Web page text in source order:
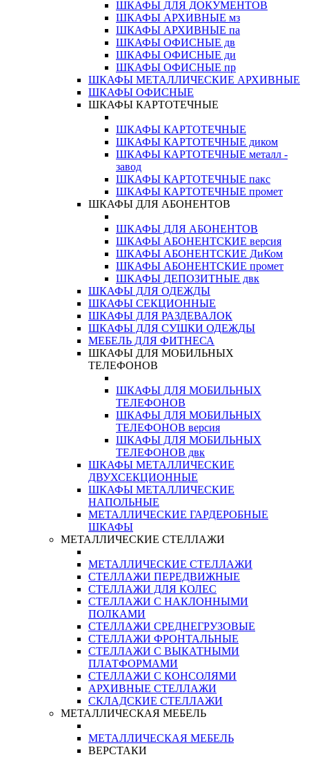
ШКАФЫ ДЛЯ ДОКУМЕНТОВ
ШКАФЫ АРХИВНЫЕ мз
ШКАФЫ АРХИВНЫЕ па
ШКАФЫ ОФИСНЫЕ дв
ШКАФЫ ОФИСНЫЕ ди
ШКАФЫ ОФИСНЫЕ пр
ШКАФЫ МЕТАЛЛИЧЕСКИЕ АРХИВНЫЕ
ШКАФЫ ОФИСНЫЕ
ШКАФЫ КАРТОТЕЧНЫЕ
ШКАФЫ КАРТОТЕЧНЫЕ
ШКАФЫ КАРТОТЕЧНЫЕ диком
ШКАФЫ КАРТОТЕЧНЫЕ металл -
завод
ШКАФЫ КАРТОТЕЧНЫЕ пакс
ШКАФЫ КАРТОТЕЧНЫЕ промет
ШКАФЫ ДЛЯ АБОНЕНТОВ
ШКАФЫ ДЛЯ АБОНЕНТОВ
ШКАФЫ АБОНЕНТСКИЕ версия
ШКАФЫ АБОНЕНТСКИЕ ДиКом
ШКАФЫ АБОНЕНТСКИЕ промет
ШКАФЫ ДЕПОЗИТНЫЕ двк
ШКАФЫ ДЛЯ ОДЕЖДЫ
ШКАФЫ СЕКЦИОННЫЕ
ШКАФЫ ДЛЯ РАЗДЕВАЛОК
ШКАФЫ ДЛЯ СУШКИ ОДЕЖДЫ
МЕБЕЛЬ ДЛЯ ФИТНЕСА
ШКАФЫ ДЛЯ МОБИЛЬНЫХ
ТЕЛЕФОНОВ
ШКАФЫ ДЛЯ МОБИЛЬНЫХ
ТЕЛЕФОНОВ
ШКАФЫ ДЛЯ МОБИЛЬНЫХ
ТЕЛЕФОНОВ версия
ШКАФЫ ДЛЯ МОБИЛЬНЫХ
ТЕЛЕФОНОВ двк
ШКАФЫ МЕТАЛЛИЧЕСКИЕ
ДВУХСЕКЦИОННЫЕ
ШКАФЫ МЕТАЛЛИЧЕСКИЕ
НАПОЛЬНЫЕ
МЕТАЛЛИЧЕСКИЕ ГАРДЕРОБНЫЕ
ШКАФЫ
МЕТАЛЛИЧЕСКИЕ СТЕЛЛАЖИ
МЕТАЛЛИЧЕСКИЕ СТЕЛЛАЖИ
СТЕЛЛАЖИ ПЕРЕДВИЖНЫЕ
СТЕЛЛАЖИ ДЛЯ КОЛЕС
СТЕЛЛАЖИ С НАКЛОННЫМИ
ПОЛКАМИ
СТЕЛЛАЖИ СРЕДНЕГРУЗОВЫЕ
СТЕЛЛАЖИ ФРОНТАЛЬНЫЕ
СТЕЛЛАЖИ С ВЫКАТНЫМИ
ПЛАТФОРМАМИ
СТЕЛЛАЖИ С КОНСОЛЯМИ
АРХИВНЫЕ СТЕЛЛАЖИ
СКЛАДСКИЕ СТЕЛЛАЖИ
МЕТАЛЛИЧЕСКАЯ МЕБЕЛЬ
МЕТАЛЛИЧЕСКАЯ МЕБЕЛЬ
ВЕРСТАКИ